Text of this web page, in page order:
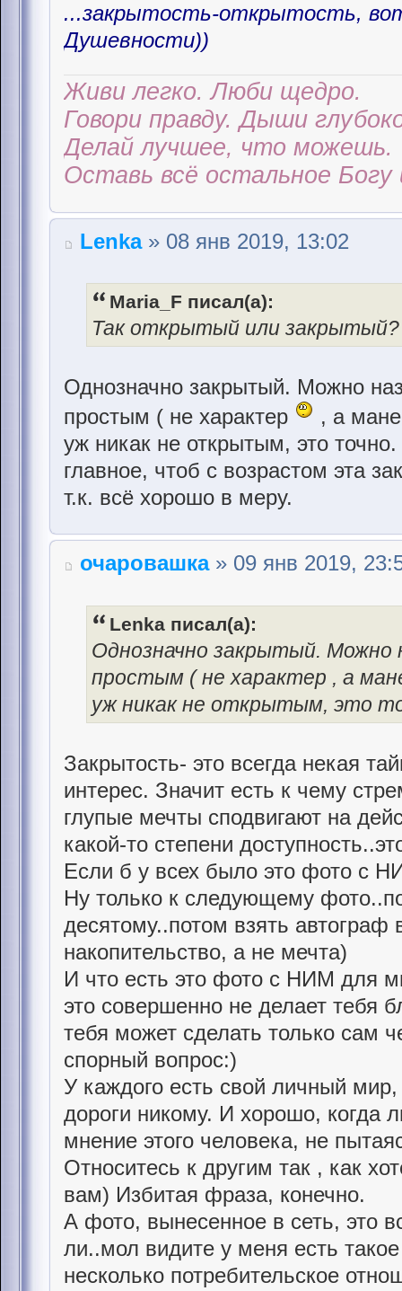
...закрытость-открытость,
Душевности))
Живи легко. Люби щедро.
Говори правду. Дыши
Делай лучшее, что можешь.
Оставь всё остальное Богу
Lenka» 08 янв 2019, 13:02
Maria_F писал(а):
Так открытый или закрытый?
Однозначно закрытый. Можно
простым ( не характер
, а
уж никак не открытым, это
главное, чтоб с возрастом эта
т.к. всё хорошо в меру.
очаровашка» 09 янв 2019,
Lenka писал(а):
Однозначно закрытый. Можно
простым ( не характер , а
уж никак не открытым, это
Закрытость- это всегда некая
интерес. Значит есть к чему
глупые мечты сподвигают на
какой-то степени
Если б у всех было это фото с
Ну только к следующему
десятому..потом взять автограф
накопительство, а не мечта)
И что есть это фото с НИМ для
это совершенно не делает тебя
тебя может сделать только сам
спорный вопрос:)
У каждого есть свой личный мир,
дороги никому. И хорошо, когда
мнение этого человека, не
Относитесь к другим так , как
вам) Избитая фраза, конечно.
А фото, вынесенное в сеть, это
ли..мол видите у меня есть
несколько потребительское